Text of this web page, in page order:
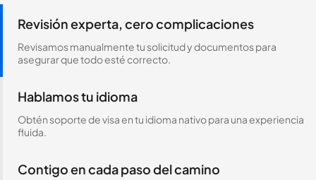
Revisión experta, cero complicaciones
Revisamos manualmente tu solicitud y documentos para
asegurar que todo esté correcto.
Hablamos tu idioma
Obtén soporte de visa en tu idioma nativo para una experiencia
fluida.
Contigo en cada paso del camino